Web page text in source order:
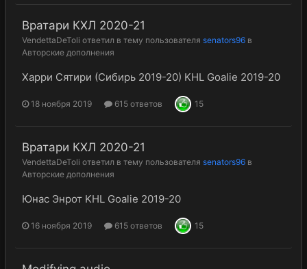
Вратари КХЛ 2020-21
VendettaDeToli ответил в тему пользователя senators96 в
Авторские дополнения
Харри Сятири (Сибирь 2019-20) KHL Goalie 2019-20
18 ноября 2019 615 ответов 15
Вратари КХЛ 2020-21
VendettaDeToli ответил в тему пользователя senators96 в
Авторские дополнения
Юнас Энрот KHL Goalie 2019-20
16 ноября 2019 615 ответов 15